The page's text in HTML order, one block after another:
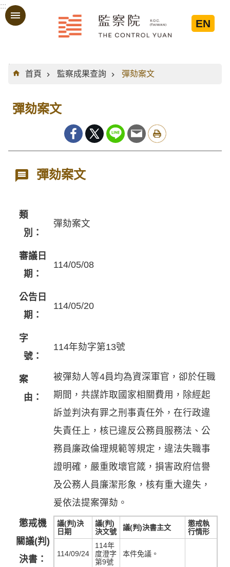
跳到主要內容區塊
:::
EN
:::
首頁
監察成果查詢 彈劾案文
彈劾案文
彈劾案文
類
別：
彈劾案文
審議日
期：
114/05/08
公告日
期：
114/05/20
字
號：
114年劾字第13號
案
由：
被彈劾人等4員均為資深軍官，卻於任職
期間，共謀詐取國家相關費用，除經起
訴並判決有罪之刑事責任外，在行政違
失責任上，核已違反公務員服務法、公
務員廉政倫理規範等規定，違法失職事
證明確，嚴重敗壞官箴，損害政府信譽
及公務人員廉潔形象，核有重大違失，
爰依法提案彈劾。
懲戒機
關議(判)
決書：
議(判)決
日期
議(判)
決文號
議(判)決書主文
懲戒執
行情形
114/09/24
114年
度澄字
第9號
本件免議。